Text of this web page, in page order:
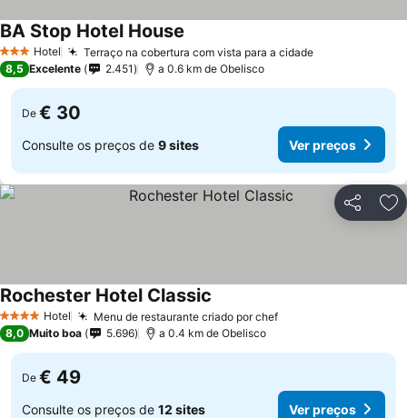
3 EstrelasHotel Terraço na cobertura com vista para a cidade
BA Stop Hotel House
8,5 Excelente 2.451 a 0.6 km de Obelisco
De € 30
Consulte os preços de 9 sites Ver preços
Partilhar
4 EstrelasHotel Menu de restaurante criado por chef
Rochester Hotel Classic
8,0 Muito boa 5.696 a 0.4 km de Obelisco
De € 49
Consulte os preços de 12 sites Ver preços